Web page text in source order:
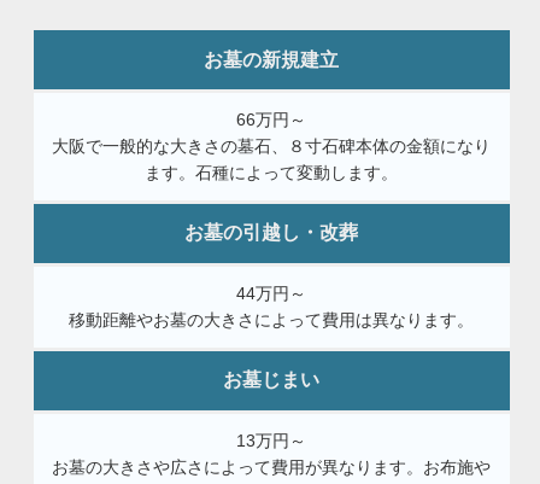
お墓の新規建立
66万円～
大阪で一般的な大きさの墓石、８寸石碑本体の金額になり
ます。石種によって変動します。
お墓の引越し・改葬
44万円～
移動距離やお墓の大きさによって費用は異なります。
お墓じまい
13万円～
お墓の大きさや広さによって費用が異なります。お布施や